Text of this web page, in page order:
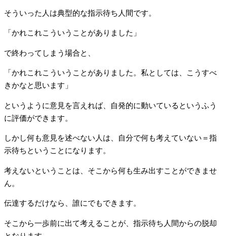
そういった人は典型的な指示待ち人間です。
「かれこれこういうことがありました」
で終わってしまう場合と、
「かれこれこういうことがありました。私としては、こうすべ
きかなと思います」
というように意見を言えれば、自発的に動いているというふう
に評価ができます。
しかし何も意見を述べない人は、自分で何も考えていない＝指
示待ちということになります。
考えないということは、そこから何も生み出すことができませ
ん。
伝達するだけなら、誰にでもできます。
そこから一歩前に出て考えることが、指示待ち人間からの脱却